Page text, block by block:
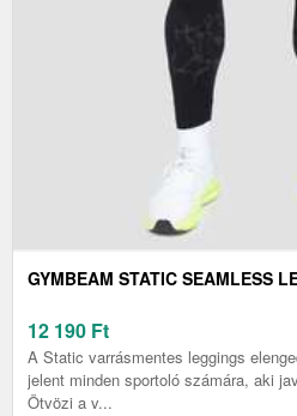
GYMBEAM STATIC SEAMLESS
12 190 Ft
A Static varrásmentes leggings
jelent minden sportoló számára, aki
Ötvözi a v...